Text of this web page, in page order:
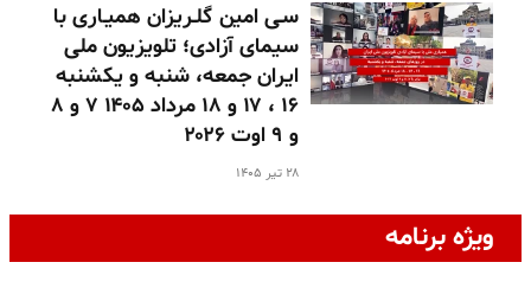
سـی امین گلـریزان همیـاری با
سیمای آزادی؛ تلویزیون ملی
ایران جمعه، شنبه و یکشنبه
۱۶ ، ۱۷ و ۱۸ مرداد ۱۴۰۵ ۷ و ۸
و ۹ اوت ۲۰۲۶
۲۸ تیر ۱۴۰۵
ویژه برنامه